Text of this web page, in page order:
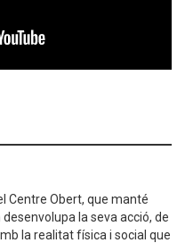
Centre Obert, que manté
la seva acció, de
la realitat física i social que